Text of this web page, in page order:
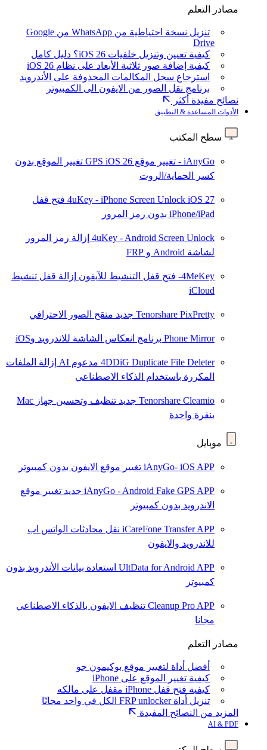
مصادر التعلم
تنزيل نسخة احتياطية من WhatsApp من Google
Drive
كيفية تعيين وتنزيل خلفيات iOS 26؟ دليل كامل
كيفية إضافة صور ثلاثية الأبعاد على نظام iOS 26
استرجاع سجل المكالمات المحذوفة على الأندرويد
برنامج نقل الصور من الايفون الى الكمبيوتر
نصائح مفيدة أكثر
الأدوات المساعدة & التطبيق
سطح المكتب
iAnyGo - تغيير موقع GPS iOS 26
تغيير الموقع بدون
كسر الحماية/الروت
4uKey - iPhone Screen Unlock iOS 27
فتح قفل
iPhone/iPad بدون رمز المرور
4uKey - Android Screen Unlock إزالة رمز المرور
لشاشة Android و FRP
4MeKey- فتح قفل التنشيط للآيفون
إزالة قفل تنشيط
iCloud
Tenorshare PixPretty جديد منقح الصور الاحترافي
Phone Mirror برنامج انعكاس الشاشة للاندرويد وiOS
4DDiG Duplicate File Deleter مدعوم AI
إزالة الملفات
المكررة باستخدام الذكاء الاصطناعي
Tenorshare Cleamio جديد
تنظيف وتحسين جهاز Mac
بنقرة واحدة
موبايل
iAnyGo- iOS APP تغيير موقع الايفون بدون كمبيوتر
iAnyGo - Android Fake GPS APP جديد تغيير موقع
الاندرويد بدون كمبيوتر
iCareFone Transfer APP نقل محادثات الواتس اب
للاندرويد والايفون
UltData for Android APP استعادة بيانات الأندرويد بدون
كمبيوتر
Cleanup Pro APP تنظيف الايفون بالذكاء الاصطناعي
مجانا
مصادر التعلم
أفضل أداة لتغيير موقع بوكيمون جو
كيفية تغيير الموقع على iPhone
كيفية فتح قفل iPhone مقفل على مالكه
تنزيل أداة FRP unlocker الكل في واحد مجانًا
المزيد من النصائح المفيدة
AI & PDF